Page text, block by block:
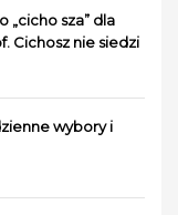
„cicho sza” dla
Cichosz nie siedzi
wybory i